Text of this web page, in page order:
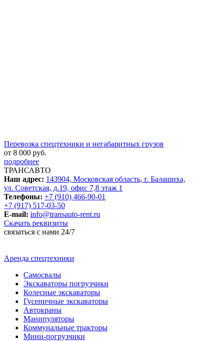
Перевозка спецтехники и негабаритных грузов
от 8 000 руб.
подробнее
ТРАНСАВТО
Наш адрес: 143904, Московская область, г. Балашиха,
ул. Советская, д.19, офис 7,8 этаж 1
Телефоны: +7 (910) 466-90-01
+7 (917) 517-03-50
E-mail: info@transauto-rent.ru
Скачать реквизиты
связаться с нами 24/7
Аренда спецтехники
Самосвалы
Экскаваторы погрузчики
Колесные экскаваторы
Гусеничные экскаваторы
Автокраны
Манипуляторы
Коммунальные тракторы
Мини-погрузчики